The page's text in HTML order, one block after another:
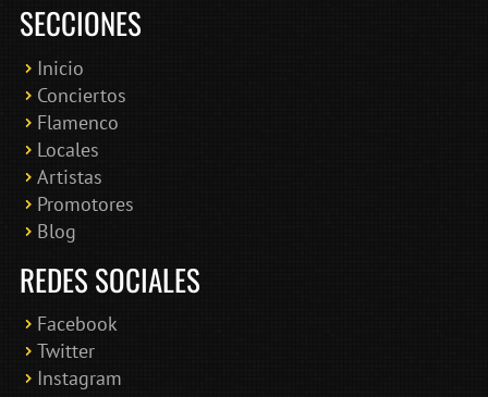
SECCIONES
Inicio
Conciertos
Flamenco
Locales
Artistas
Promotores
Blog
REDES SOCIALES
Facebook
Twitter
Instagram